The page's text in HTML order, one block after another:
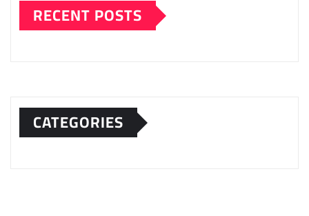
RECENT POSTS
CATEGORIES